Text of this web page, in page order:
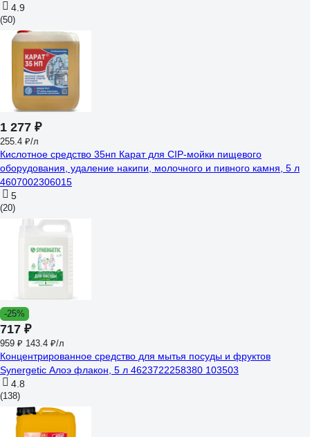
4.9
(50)
1 277 ₽
255.4 ₽/л
Кислотное средство 35нп Карат для CIP-мойки пищевого
оборудования, удаление накипи, молочного и пивного камня, 5 л
4607002306015
5
(20)
-25%
717 ₽
959 ₽ 143.4 ₽/л
Концентрированное средство для мытья посуды и фруктов
Synergetic Алоэ флакон, 5 л 4623722258380 103503
4.8
(138)